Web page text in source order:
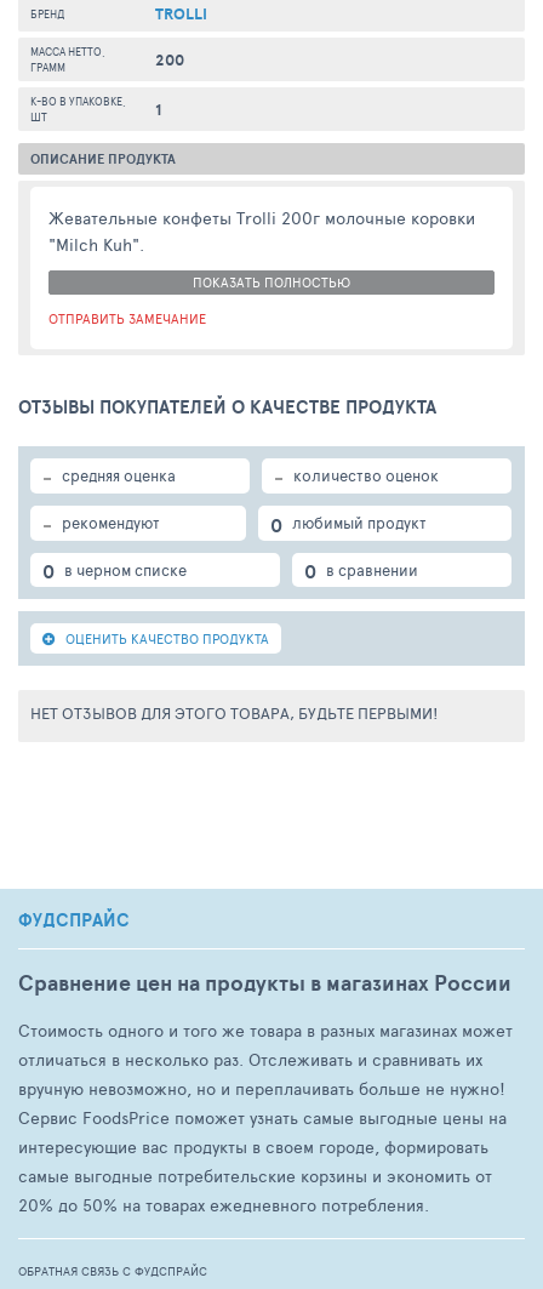
БРЕНД TROLLI
МАССА НЕТТО,
ГРАММ
200
К-ВО В УПАКОВКЕ,
ШТ
1
ОПИСАНИЕ ПРОДУКТА
Жевательные конфеты Trolli 200г молочные коровки
"Milch Kuh".
ПОКАЗАТЬ ПОЛНОСТЬЮ
ОТПРАВИТЬ ЗАМЕЧАНИЕ
ОТЗЫВЫ ПОКУПАТЕЛЕЙ О КАЧЕСТВЕ ПРОДУКТА
- средняя оценка - количество оценок
- рекомендуют 0 любимый продукт
0 в черном списке 0 в сравнении
ОЦЕНИТЬ КАЧЕСТВО ПРОДУКТА
НЕТ ОТЗЫВОВ ДЛЯ ЭТОГО ТОВАРА, БУДЬТЕ ПЕРВЫМИ!
ФУДСПРАЙС
Сравнение цен на продукты в магазинах России
Стоимость одного и того же товара в разных магазинах может
отличаться в несколько раз. Отслеживать и сравнивать их
вручную невозможно, но и переплачивать больше не нужно!
Сервис FoodsPrice поможет узнать самые выгодные цены на
интересующие вас продукты в своем городе, формировать
самые выгодные потребительские корзины и экономить от
20% до 50% на товарах ежедневного потребления.
ОБРАТНАЯ СВЯЗЬ С ФУДСПРАЙС